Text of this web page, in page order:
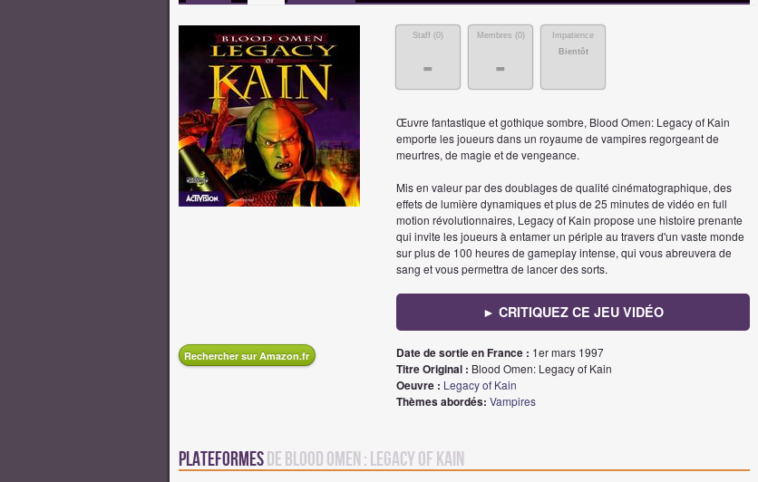
Staff (0)
-
Membres (0)
-
Impatience
Bientôt
Œuvre fantastique et gothique sombre, Blood Omen: Legacy of Kain
emporte les joueurs dans un royaume de vampires regorgeant de
meurtres, de magie et de vengeance.
Mis en valeur par des doublages de qualité cinématographique, des
effets de lumière dynamiques et plus de 25 minutes de vidéo en full
motion révolutionnaires, Legacy of Kain propose une histoire prenante
qui invite les joueurs à entamer un périple au travers d'un vaste monde
sur plus de 100 heures de gameplay intense, qui vous abreuvera de
sang et vous permettra de lancer des sorts.
► CRITIQUEZ CE JEU VIDÉO
Rechercher sur Amazon.fr Date de sortie en France : 1er mars 1997
Titre Original : Blood Omen: Legacy of Kain
Oeuvre : Legacy of Kain
Thèmes abordés: Vampires
Plateformesde Blood Omen : Legacy of Kain